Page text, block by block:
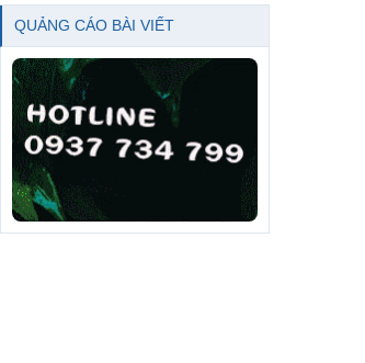
QUẢNG CÁO BÀI VIẾT